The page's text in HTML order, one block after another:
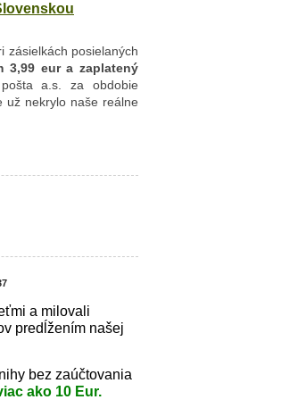
zásielkách posielaných
3,99 eur a zaplatený
a.s. za obdobie
už nekrylo naše reálne
a milovali
predĺžením našej
bez zaúčtovania
ako 10 Eur.